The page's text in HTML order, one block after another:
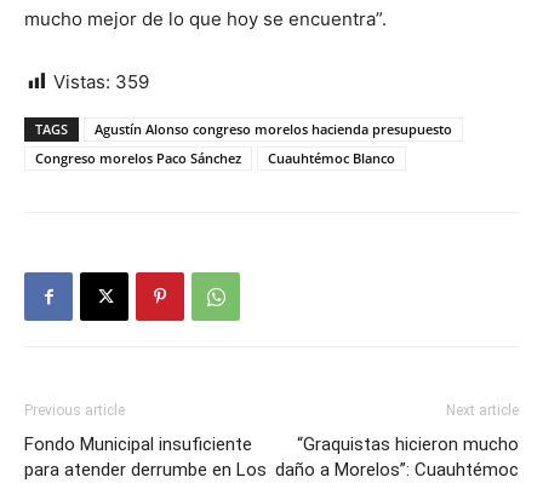
mucho mejor de lo que hoy se encuentra”.
Vistas: 359
TAGS
Agustín Alonso congreso morelos hacienda presupuesto
Congreso morelos Paco Sánchez
Cuauhtémoc Blanco
Previous article
Fondo Municipal insuficiente
para atender derrumbe en Los
Next article
“Graquistas hicieron mucho
daño a Morelos”: Cuauhtémoc